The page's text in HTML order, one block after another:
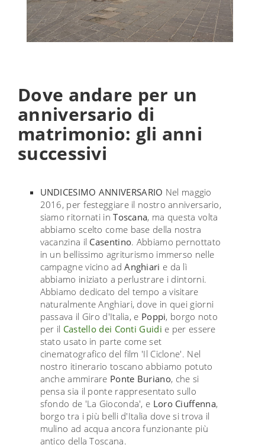
Dove andare per un
anniversario di
matrimonio: gli anni
successivi
UNDICESIMO ANNIVERSARIO Nel maggio
2016, per festeggiare il nostro anniversario,
siamo ritornati inToscana, ma questa volta
abbiamo scelto come base della nostra
vacanzina il Casentino. Abbiamo pernottato
in un bellissimo agriturismo immerso nelle
campagne vicino ad Anghiari e da lì
abbiamo iniziato a perlustrare i dintorni.
Abbiamo dedicato del tempo a visitare
naturalmente Anghiari, dove in quei giorni
passava il Giro d'Italia, e Poppi, borgo noto
per il Castello dei Conti Guidi e per essere
stato usato in parte come set
cinematografico del film 'Il Ciclone'. Nel
nostro itinerario toscano abbiamo potuto
anche ammirare Ponte Buriano, che si
pensa sia il ponte rappresentato sullo
sfondo de 'La Gioconda', e Loro Ciuffenna,
borgo tra i più belli d'Italia dove si trova il
mulino ad acqua ancora funzionante più
antico della Toscana.